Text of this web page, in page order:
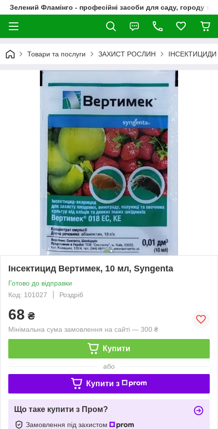
Зелений Фламінго - професійні засоби для саду, городу та
Товари та послуги ЗАХИСТ РОСЛИН ІНСЕКТИЦИДИ
Інсектицид Вертимек, 10 мл, Syngenta
Готово до відправки
Код: 101027
Роздріб
68 ₴
Мінімальна сума замовлення на сайті — 300 ₴
Купити
або
Купити з
Що таке купити з Пром?
Замовлення під захистом